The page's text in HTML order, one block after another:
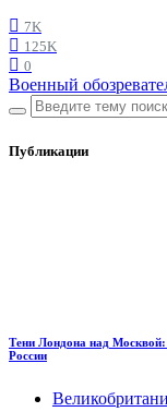
7K
125K
0
Военный
Публикации
Тени Лондона над Москвой:
России